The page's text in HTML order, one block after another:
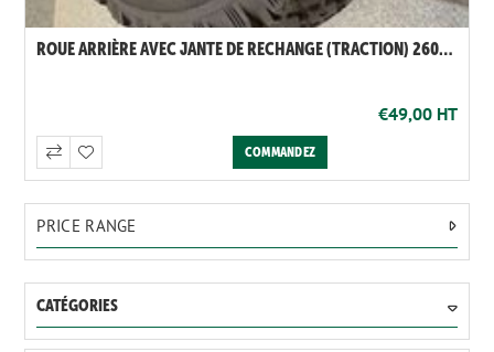
ROUE ARRIÈRE AVEC JANTE DE RECHANGE (TRACTION) 260X85
€49,00 HT
PRICE RANGE
CATÉGORIES